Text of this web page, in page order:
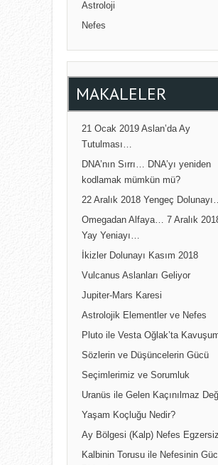
Astroloji
Nefes
MAKALELER
21 Ocak 2019 Aslan’da Ay
Tutulması…
DNA’nın Sırrı… DNA’yı yeniden
kodlamak mümkün mü?
22 Aralık 2018 Yengeç
Omegadan Alfaya… 7 Aralık
Yay Yeniayı…
İkizler Dolunayı Kasım 2018
Vulcanus Aslanları Geliyor
Jupiter-Mars Karesi
Astrolojik Elementler ve Nefes
Pluto ile Vesta Oğlak’ta
Sözlerin ve Düşüncelerin Gücü
Seçimlerimiz ve Sorumluk
Uranüs ile Gelen Kaçınılmaz
Yaşam Koçluğu Nedir?
Ay Bölgesi (Kalp) Nefes
Kalbinin Torusu ile Nefesinin